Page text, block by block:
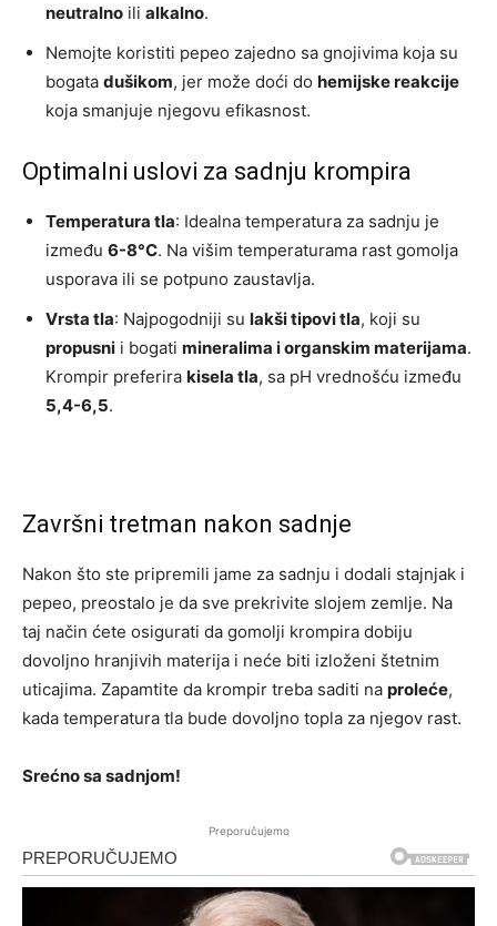
neutralno ili alkalno.
Nemojte koristiti pepeo zajedno sa gnojivima koja su
bogata dušikom, jer može doći do hemijske reakcije
koja smanjuje njegovu efikasnost.
Optimalni uslovi za sadnju krompira
Temperatura tla: Idealna temperatura za sadnju je
između 6-8°C. Na višim temperaturama rast gomolja
usporava ili se potpuno zaustavlja.
Vrsta tla: Najpogodniji su lakši tipovi tla, koji su
propusni i bogati mineralima i organskim materijama.
Krompir preferira kisela tla, sa pH vrednošću između
5,4-6,5.
Završni tretman nakon sadnje
Nakon što ste pripremili jame za sadnju i dodali stajnjak i
pepeo, preostalo je da sve prekrivite slojem zemlje. Na
taj način ćete osigurati da gomolji krompira dobiju
dovoljno hranjivih materija i neće biti izloženi štetnim
uticajima. Zapamtite da krompir treba saditi na proleće,
kada temperatura tla bude dovoljno topla za njegov rast.
Srećno sa sadnjom!
Preporučujemo